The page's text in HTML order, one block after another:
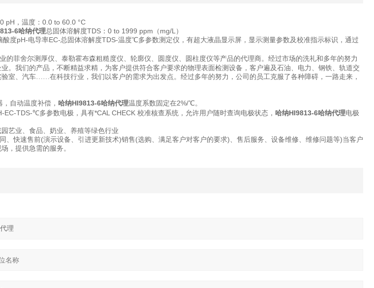
pH，温度：0.0 to 60.0 °C
6哈纳代理总固体溶解度TDS：0 to 1999 ppm（mg/L）
酸度pH-电导率EC-总固体溶解度TDS-温度℃多参数测定仪，有超大液晶显示屏，显示测量参数及校准指示标识，通过
的菲舍尔测厚仪、泰勒霍布森粗糙度仪、轮廓仪、圆度仪、圆柱度仪等产品的代理商。经过市场的洗礼和多年的努力
。我们的产品，不断精益求精，为客户提供符合客户要求的物理表面检测设备，客户遍及石油、电力、钢铁、轨道交
室、汽车……在科技行业，我们以客户的需求为出发点。经过多年的努力，公司的员工克服了各种障碍，一路走来，
自动温度补偿， 哈纳HI9813-6哈纳代理温度系数固定在2%/℃。
EC-TDS-℃多参数电极，具有*CAL CHECK 校准核查系统，允许用户随时查询电极状态， 哈纳HI9813-6哈纳代理电极
艺业、食品、奶业、养殖等绿色行业
、快速售前(演示设备、引进更新技术)销售(选购、满足客户对客户的要求)、售后服务、设备维修、维修问题等)当客户
，提供急需的服务。